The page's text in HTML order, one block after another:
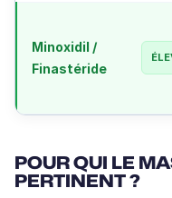
Minoxidil /
Finastéride
POUR QUI LE
PERTINENT ?